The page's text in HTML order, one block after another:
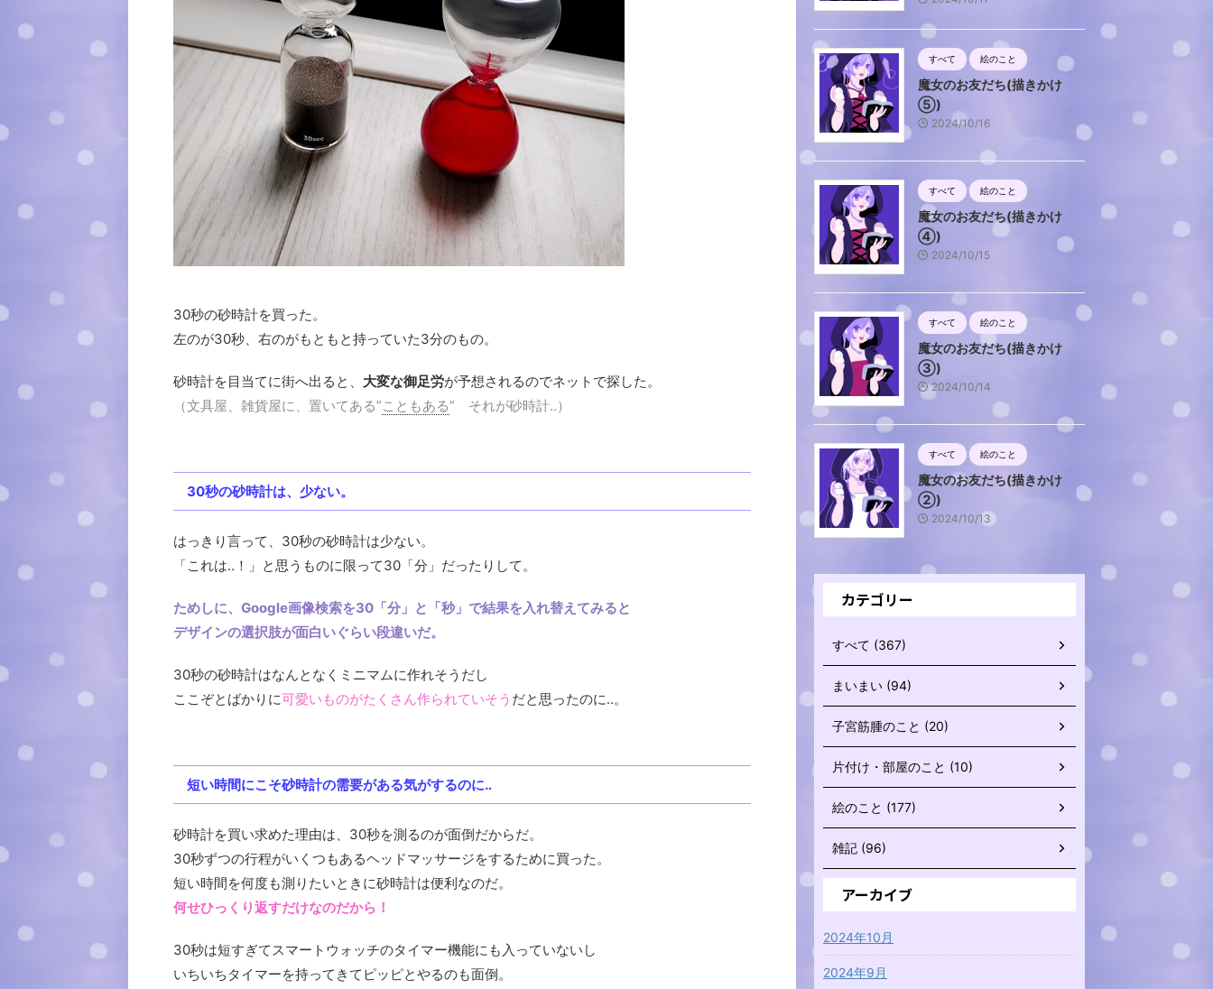
30秒の砂時計を買った。
左のが30秒、右のがもともと持っていた3分のもの。
砂時計を目当てに街へ出ると、 大変な御足労が予想されるのでネットで探した。
（文具屋、雑貨屋に、置いてある”こともある” それが砂時計‥）
30秒の砂時計は、少ない。
はっきり言って、30秒の砂時計は少ない。
「これは‥！」と思うものに限って30「分」だったりして。
ためしに、Google画像検索を30「分」と「秒」で結果を入れ替えてみると
デザインの選択肢が面白いぐらい段違いだ。
30秒の砂時計はなんとなくミニマムに作れそうだし
ここぞとばかりに可愛いものがたくさん作られていそう だと思ったのに‥。
短い時間にこそ砂時計の需要がある気がするのに‥
砂時計を買い求めた理由は、30秒を測るのが面倒だからだ。
30秒ずつの行程がいくつもあるヘッドマッサージをするために買った。
短い時間を何度も測りたいときに砂時計は便利なのだ。
何せひっくり返すだけなのだから！
30秒は短すぎてスマートウォッチのタイマー機能にも入っていないし
いちいちタイマーを持ってきてピッピとやるのも面倒。
すべて 絵のこと
魔女のお友だち(描きかけ
⑤)
2024/10/16
すべて 絵のこと
魔女のお友だち(描きかけ
④)
2024/10/15
すべて 絵のこと
魔女のお友だち(描きかけ
③)
2024/10/14
すべて 絵のこと
魔女のお友だち(描きかけ
②)
2024/10/13
カテゴリー
すべて (367)
まいまい (94)
子宮筋腫のこと (20)
片付け・部屋のこと (10)
絵のこと (177)
雑記 (96)
アーカイブ
2024年10月
2024年9月